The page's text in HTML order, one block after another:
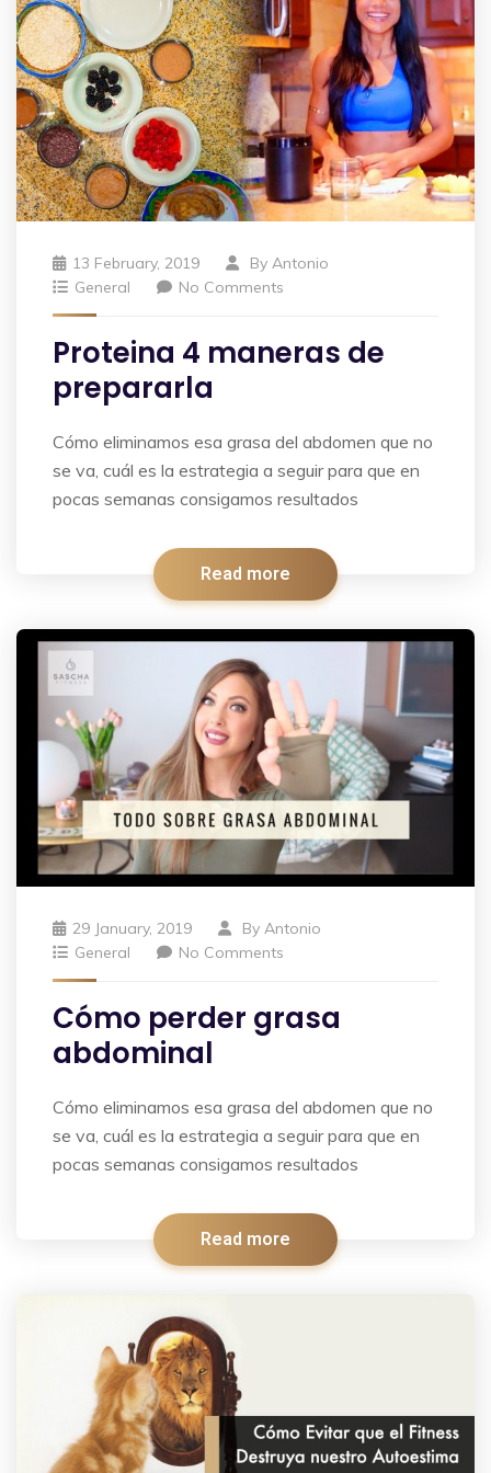
13 February, 2019 By Antonio
General
No Comments
Proteina 4 maneras de
prepararla
Cómo eliminamos esa grasa del abdomen que no
se va, cuál es la estrategia a seguir para que en
pocas semanas consigamos resultados
Read more
29 January, 2019 By Antonio
General
No Comments
Cómo perder grasa
abdominal
Cómo eliminamos esa grasa del abdomen que no
se va, cuál es la estrategia a seguir para que en
pocas semanas consigamos resultados
Read more